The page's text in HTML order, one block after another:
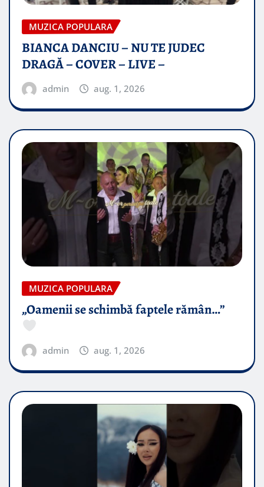
MUZICA POPULARA
BIANCA DANCIU – NU TE JUDEC
DRAGĂ – COVER – LIVE –
admin aug. 1, 2026
MUZICA POPULARA
„Oamenii se schimbă faptele rămân…”
admin aug. 1, 2026